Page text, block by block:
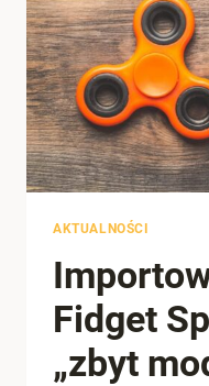
AKTUALNOŚCI
Fidget
„zbyt